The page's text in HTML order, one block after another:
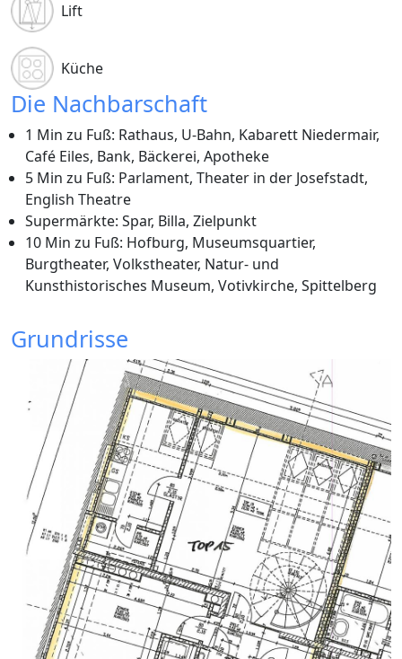
Lift
Küche
Die Nachbarschaft
1 Min zu Fuß: Rathaus, U-Bahn, Kabarett Niedermair,
Café Eiles, Bank, Bäckerei, Apotheke
5 Min zu Fuß: Parlament, Theater in der Josefstadt,
English Theatre
Supermärkte: Spar, Billa, Zielpunkt
10 Min zu Fuß: Hofburg, Museumsquartier,
Burgtheater, Volkstheater, Natur- und
Kunsthistorisches Museum, Votivkirche, Spittelberg
Grundrisse